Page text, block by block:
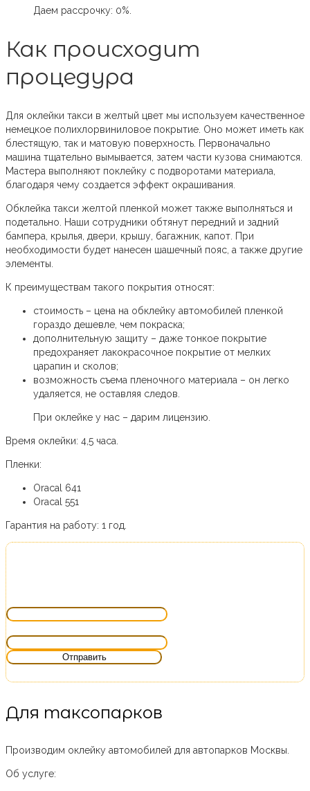
Даем рассрочку: 0%.
Как происходит
процедура
Для оклейки такси в желтый цвет мы используем качественное
немецкое полихлорвиниловое покрытие. Оно может иметь как
блестящую, так и матовую поверхность. Первоначально
машина тщательно вымывается, затем части кузова снимаются.
Мастера выполняют поклейку с подворотами материала,
благодаря чему создается эффект окрашивания.
Обклейка такси желтой пленкой может также выполняться и
подетально. Наши сотрудники обтянут передний и задний
бампера, крылья, двери, крышу, багажник, капот. При
необходимости будет нанесен шашечный пояс, а также другие
элементы.
К преимуществам такого покрытия относят:
стоимость – цена на обклейку автомобилей пленкой
гораздо дешевле, чем покраска;
дополнительную защиту – даже тонкое покрытие
предохраняет лакокрасочное покрытие от мелких
царапин и сколов;
возможность съема пленочного материала – он легко
удаляется, не оставляя следов.
При оклейке у нас – дарим лицензию.
Время оклейки: 4,5 часа.
Пленки:
Oracal 641
Oracal 551
Гарантия на работу: 1 год.
Для таксопарков
Производим оклейку автомобилей для автопарков Москвы.
Об услуге: